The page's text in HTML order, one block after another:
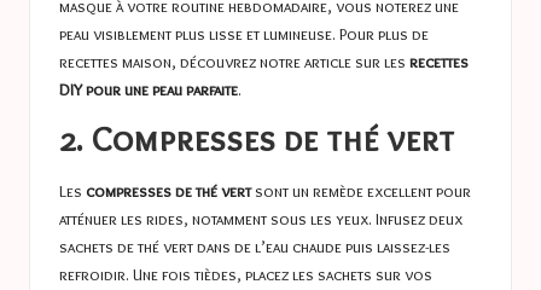
masque à votre routine hebdomadaire, vous noterez une
peau visiblement plus lisse et lumineuse. Pour plus de
recettes maison, découvrez notre article sur les recettes
DIY pour une peau parfaite.
2. Compresses de thé vert
Les compresses de thé vertsont un remède excellent pour
atténuer les rides, notamment sous les yeux. Infusez deux
sachets de thé vert dans de l’eau chaude puis laissez-les
refroidir. Une fois tièdes, placez les sachets sur vos